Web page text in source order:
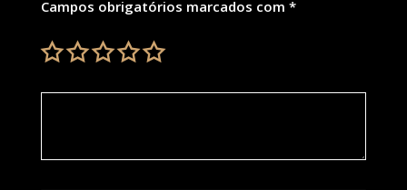
Campos obrigatórios marcados com *